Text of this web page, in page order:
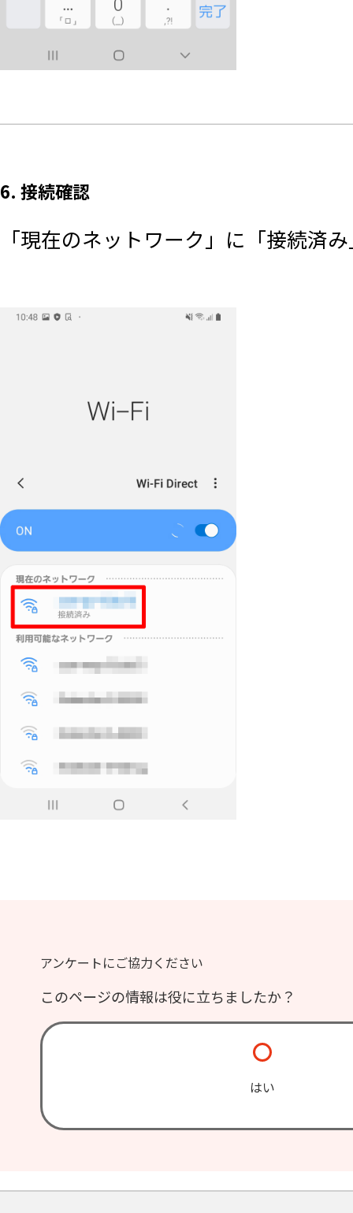
6. 接続確認
「現在のネットワーク」に「接続済
アンケートにご協力ください
このページの情報は役に立ちましたか？
はい